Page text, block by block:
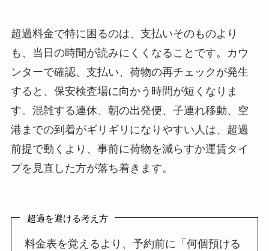
超過料金で特に困るのは、支払いそのものより
も、当日の時間が読みにくくなることです。カウ
ンターで確認、支払い、荷物の再チェックが発生
すると、保安検査場に向かう時間が短くなりま
す。混雑する連休、朝の出発便、子連れ移動、空
港までの到着がギリギリになりやすい人は、超過
前提で動くより、事前に荷物を減らすか運賃タイ
プを見直した方が落ち着きます。
超過を避ける考え方
料金表を覚えるより、予約前に「何個預ける